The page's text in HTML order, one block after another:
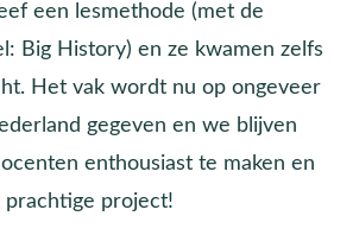
een lesmethode (met de
Big History) en ze kwamen zelfs
Het vak wordt nu op ongeveer
gegeven en we blijven
enthousiast te maken en
prachtige project!